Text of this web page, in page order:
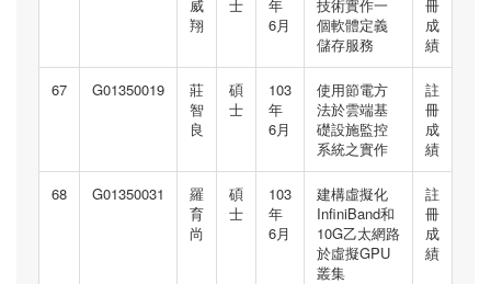
威
翔
士
年
6月
技術實作一
個軟體定義
儲存服務
冊
成
績
67 G01350019
莊
智
良
碩
士
103
年
6月
使用節電方
法於雲端基
礎設施監控
系統之實作
註
冊
成
績
68 G01350031
羅
育
尚
碩
士
103
年
6月
建構虛擬化
InfiniBand和
10G乙太網路
於虛擬GPU
叢集
註
冊
成
績